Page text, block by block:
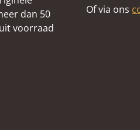
dan 50
voorraad
Of via ons